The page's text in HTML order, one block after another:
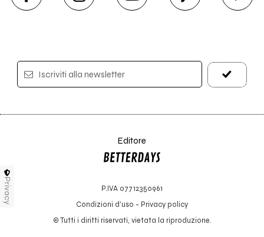
Iscriviti alla newsletter
Editore
P.IVA 07712350961
Condizioni d'uso - Privacy policy
© Tutti i diritti riservati, vietata la riproduzione.
Privacy